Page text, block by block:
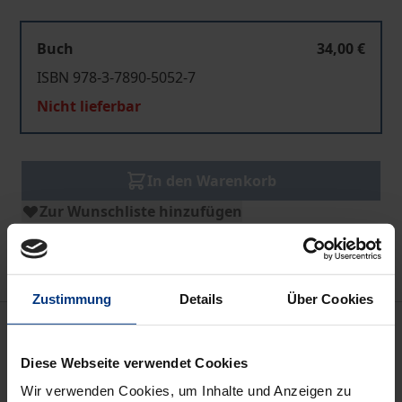
Zustimmung Details Über Cookies
Diese Webseite verwendet Cookies
Wir verwenden Cookies, um Inhalte und Anzeigen zu
Buch
34,00 €
ISBN 978-3-7890-5052-7
Nicht lieferbar
Zur Wunschliste hinzufügen
Beschreibung